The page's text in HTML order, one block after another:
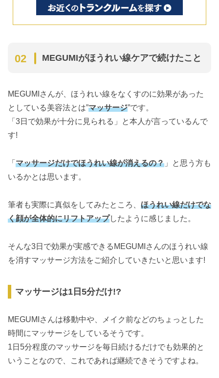
MEGUMIがほうれい線ケアで続けたこと
MEGUMIさんが、ほうれい線をなくすのに効果があった
としている美容法とは”マッサージ”です。
「3日で効果が十分に見られる」と本人が言っているんで
す!
「 マッサージだけでほうれい線が消えるの？ 」と思う方も
いるかとは思います。
筆者も実際に真似をしてみたところ、 ほうれい線だけでな
く顔が全体的にリフトアップしたように感じました。
そんな3日で効果が実感できるMEGUMIさんのほうれい線
を消すマッサージ方法をご紹介していきたいと思います!
マッサージは1日5分だけ!?
MEGUMIさんは移動中や、メイク前などのちょっとした
時間にマッサージをしているそうです。
1日5分程度のマッサージを毎日続けるだけでも効果的と
いうことなので、これであれば継続できそうですよね。